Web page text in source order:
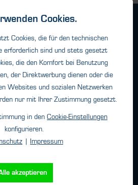
99
Cookies.
Cookies, die für den technischen
erforderlich sind und stets gesetzt
die den Komfort bei Benutzung
der Direktwerbung dienen oder die
Websites und sozialen Netzwerken
nur mit Ihrer Zustimmung gesetzt.
in den Cookie-Einstellungen
konfigurieren.
Impressum
akzeptieren